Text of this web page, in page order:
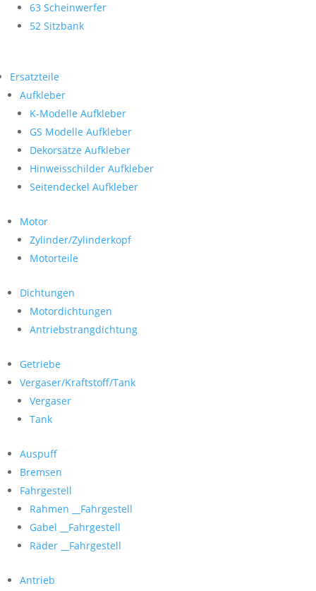
63 Scheinwerfer
52 Sitzbank
Ersatzteile
Aufkleber
K-Modelle Aufkleber
GS Modelle Aufkleber
Dekorsätze Aufkleber
Hinweisschilder Aufkleber
Seitendeckel Aufkleber
Motor
Zylinder/Zylinderkopf
Motorteile
Dichtungen
Motordichtungen
Antriebstrangdichtung
Getriebe
Vergaser/Kraftstoff/Tank
Vergaser
Tank
Auspuff
Bremsen
Fahrgestell
Rahmen __Fahrgestell
Gabel __Fahrgestell
Räder __Fahrgestell
Antrieb